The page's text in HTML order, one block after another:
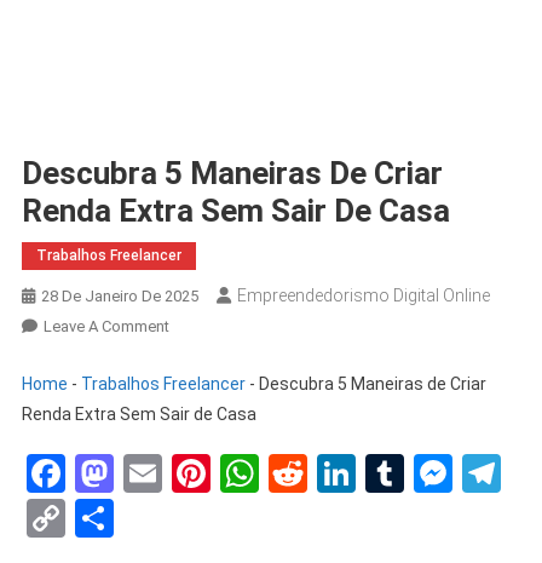
Descubra 5 Maneiras De Criar
Renda Extra Sem Sair De Casa
Trabalhos Freelancer
28 De Janeiro De 2025 Empreendedorismo Digital Online
Leave A Comment
Home - Trabalhos Freelancer- Descubra 5 Maneiras de Criar
Renda Extra Sem Sair de Casa
Facebook
Mastodon
EmailPinterest
WhatsApp
RedditLinkedIn
Tumblr
CopyShare